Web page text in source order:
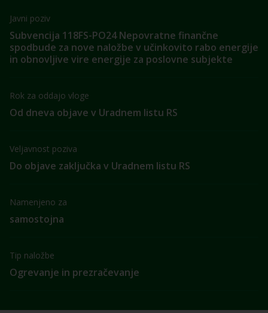
Javni poziv
Subvencija 118FS-PO24 Nepovratne finančne
spodbude za nove naložbe v učinkovito rabo energije
in obnovljive vire energije za poslovne subjekte
Rok za oddajo vloge
Od dneva objave v Uradnem listu RS
Veljavnost poziva
Do objave zaključka v Uradnem listu RS
Namenjeno za
samostojna
Tip naložbe
Ogrevanje in prezračevanje